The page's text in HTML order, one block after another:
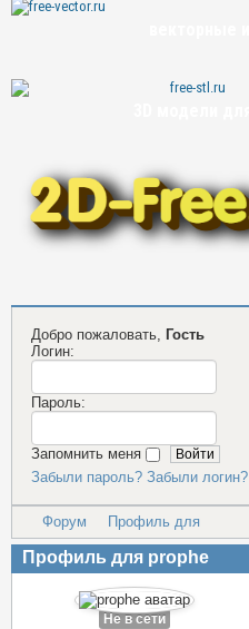
Добро пожаловать,
Гость
Логин:
Пароль:
Запомнить меня
Забыли пароль? Забыли логин?
Форум Профиль для
Профиль для prophe
Не в сети